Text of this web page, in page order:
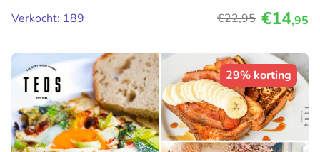
Verkocht: 189
€22,95 €14,95
29% korting